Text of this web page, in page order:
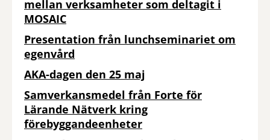
mellan verksamheter som deltagit i
MOSAIC
Presentation från lunchseminariet om
egenvård
AKA-dagen den 25 maj
Samverkansmedel från Forte för
Lärande Nätverk kring
förebyggandeenheter